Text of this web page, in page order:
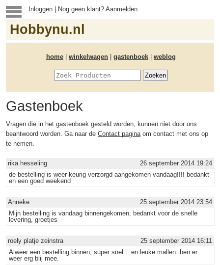
Inloggen | Nog geen klant?Aanmelden
Hobbynu.nl
home winkelwagen gastenboek weblog
Gastenboek
Vragen die in het gastenboek gesteld worden, kunnen niet door ons
beantwoord worden. Ga naar de Contact paginaom contact met ons op
te nemen.
rika hesseling
26 september 2014 19:24
de bestelling is weer keurig verzorgd aangekomen vandaag!!!! bedankt
en een goed weekend
Anneke
25 september 2014 23:54
Mijn bestelling is vandaag binnengekomen, bedankt voor de snelle
levering, groetjes
roely platje zeinstra
25 september 2014 16:11
Alweer een bestelling binnen, super snel....en leuke mallen..ben er
weer erg blij mee.